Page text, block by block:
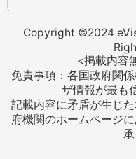
Copyright ©2024
<掲載内容
免責事項：各国政府関
ザ情報が最も
記載内容に矛盾が生じ
府機関のホームページ
承